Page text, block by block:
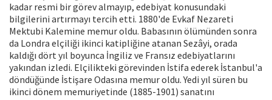
kadar resmi bir görev almayıp, edebiyat konusundaki
bilgilerini artırmayı tercih etti. 1880'de Evkaf Nezareti
Mektubi Kalemine memur oldu. Babasının ölümünden sonra
da Londra elçiliği ikinci katipliğine atanan Sezâyi, orada
kaldığı dört yıl boyunca İngiliz ve Fransız edebiyatlarını
yakından izledi. Elçilikteki görevinden İstifa ederek İstanbul'a
döndüğünde İstişare Odasına memur oldu. Yedi yıl süren bu
ikinci dönem memuriyetinde (1885-1901) sanatını